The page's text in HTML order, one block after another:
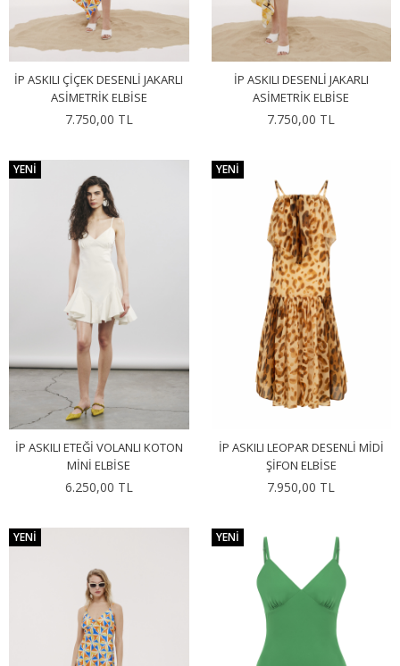
İP ASKILI ÇIÇEK DESENLI JAKARLI
ASIMETRIK ELBISE
7.750,00 TL
İP ASKILI DESENLI JAKARLI
ASIMETRIK ELBISE
7.750,00 TL
İP ASKILI ETEĞI VOLANLI KOTON
MINI ELBISE
6.250,00 TL
YENI
İP ASKILI LEOPAR DESENLI MIDI
ŞIFON ELBISE
7.950,00 TL
YENI
YENI YENI